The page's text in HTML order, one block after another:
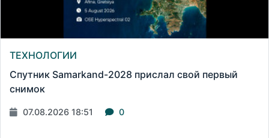
ТЕХНОЛОГИИ
Спутник Samarkand-2028 прислал свой первый
снимок
07.08.2026 18:51 0